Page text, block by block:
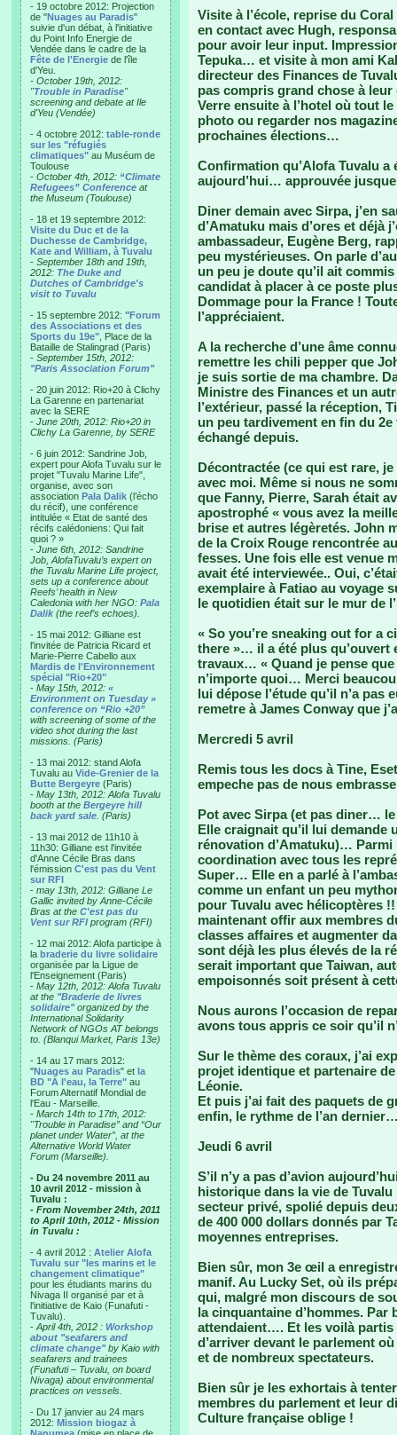
- 19 octobre 2012: Projection
de "Nuages au Paradis"
suivie d'un débat, à l'initiative
du Point Info Energie de
Vendée dans le cadre de la
Fête de l'Energie de l'île
d'Yeu.
- October 19th, 2012:
"Trouble in Paradise"
screening and debate at Ile
d'Yeu (Vendée)
- 4 octobre 2012: table-ronde
sur les "réfugiés
climatiques" au Muséum de
Toulouse
- October 4th, 2012: “Climate
Refugees” Conference at
the Museum (Toulouse)
- 18 et 19 septembre 2012:
Visite du Duc et de la
Duchesse de Cambridge,
Kate and William, à Tuvalu
- September 18th and 19th,
2012: The Duke and
Dutches of Cambridge's
visit to Tuvalu
- 15 septembre 2012: "Forum
des Associations et des
Sports du 19e" , Place de la
Bataille de Stalingrad (Paris)
- September 15th, 2012:
"Paris Association Forum"
- 20 juin 2012: Rio+20 à Clichy
La Garenne en partenariat
avec la SERE
- June 20th, 2012: Rio+20 in
Clichy La Garenne, by SERE
- 6 juin 2012: Sandrine Job,
expert pour Alofa Tuvalu sur le
projet "Tuvalu Marine Life",
organise, avec son
association Pala Dalik (l’écho
du récif), une conférence
intitulée « Etat de santé des
récifs calédoniens: Qui fait
quoi ? »
- June 6th, 2012: Sandrine
Job, AlofaTuvalu’s expert on
the Tuvalu Marine Life project,
sets up a conference about
Reefs’ health in New
Caledonia with her NGO: Pala
Dalik (the reef’s echoes).
- 15 mai 2012: Gilliane est
l'invitée de Patricia Ricard et
Marie-Pierre Cabello aux
Mardis de l'Environnement
spécial "Rio+20"
- May 15th, 2012: «
Environment on Tuesday »
conference on “Rio +20”
with screening of some of the
video shot during the last
missions. (Paris)
- 13 mai 2012: stand Alofa
Tuvalu au Vide-Grenier de la
Butte Bergeyre (Paris)
- May 13th, 2012: Alofa Tuvalu
booth at the Bergeyre hill
back yard sale . (Paris)
- 13 mai 2012 de 11h10 à
11h30: Gilliane est l'invitée
d'Anne Cécile Bras dans
l'émission C'est pas du Vent
sur RFI
- may 13th, 2012: Gilliane Le
Gallic invited by Anne-Cécile
Bras at the C'est pas du
Vent sur RFI program (RFI)
- 12 mai 2012: Alofa participe à
la braderie du livre solidaire
organisée par la Ligue de
l'Enseignement (Paris)
- May 12th, 2012: Alofa Tuvalu
at the "Braderie de livres
solidaire"organized by the
International Solidarity
Network of NGOs AT belongs
to. (Blanqui Market, Paris 13e)
- 14 au 17 mars 2012:
"Nuages au Paradis" et la
BD "A l'eau, la Terre" au
Forum Alternatif Mondial de
l'Eau - Marseille.
- March 14th to 17th, 2012:
"Trouble in Paradise” and “Our
planet under Water”, at the
Alternative World Water
Forum (Marseille).
- Du 24 novembre 2011 au
10 avril 2012 - mission à
Tuvalu :
- From November 24th, 2011
to April 10th, 2012 - Mission
in Tuvalu :
- 4 avril 2012 : Atelier Alofa
Tuvalu sur "les marins et le
changement climatique"
pour les étudiants marins du
Nivaga II organisé par et à
l'initiative de Kaio (Funafuti -
Tuvalu).
- April 4th, 2012 : Workshop
about "seafarers and
climate change"by Kaio with
seafarers and trainees
(Funafuti – Tuvalu, on board
Nivaga) about environmental
practices on vessels.
- Du 17 janvier au 24 mars
2012: Mission biogaz à
Visite à l’école, reprise du
en contact avec Hugh,
pour avoir leur input.
Tepuka… et visite à mon ami
directeur des Finances de
pas compris grand chose à
Verre ensuite à l’hotel où tout
photo ou regarder nos
prochaines élections…
Confirmation qu’Alofa Tuvalu a
aujourd’hui… approuvée
Diner demain avec Sirpa, j’en
d’Amatuku mais d’ores et déjà
ambassadeur, Eugène Berg,
peu mystérieuses. On parle
un peu je doute qu’il ait
candidat à placer à ce poste
Dommage pour la France !
l’appréciaient.
A la recherche d’une âme
remettre les chili pepper que
je suis sortie de ma chambre.
Ministre des Finances et un
l’extérieur, passé la réception,
un peu tardivement en fin du
échangé depuis.
Décontractée (ce qui est rare, je
avec moi. Même si nous ne
que Fanny, Pierre, Sarah était
apostrophé « vous avez la
brise et autres légèretés. John
de la Croix Rouge rencontrée
fesses. Une fois elle est venue
avait été interviewée.. Oui,
exemplaire à Fatiao au voyage
le quotidien était sur le mur de
« So you’re sneaking out for a
there »… il a été plus
travaux… « Quand je pense
n’importe quoi… Merci
lui dépose l’étude qu’il n’a
remetre à James Conway que
Mercredi 5 avril
Remis tous les docs à Tine,
empeche pas de nous
Pot avec Sirpa (et pas diner…
Elle craignait qu’il lui demande
rénovation d’Amatuku)…
coordination avec tous les
Super… Elle en a parlé à
comme un enfant un peu
pour Tuvalu avec hélicoptères
maintenant offir aux membres
classes affaires et augmenter
sont déjà les plus élevés de la
serait important que Taiwan,
empoisonnés soit présent à
Nous aurons l’occasion de
avons tous appris ce soir qu’il
Sur le thème des coraux, j’ai
projet identique et partenaire
Léonie.
Et puis j’ai fait des paquets de
enfin, le rythme de l’an
Jeudi 6 avril
S’il n’y a pas d’avion
historique dans la vie de
secteur privé, spolié depuis
de 400 000 dollars donnés par
moyennes entreprises.
Bien sûr, mon 3e œil a
manif. Au Lucky Set, où ils
qui, malgré mon discours de
la cinquantaine d’hommes.
attendaient…. Et les voilà
d’arriver devant le parlement
et de nombreux spectateurs.
Bien sûr je les exhortais à
membres du parlement et leur
Culture française oblige !